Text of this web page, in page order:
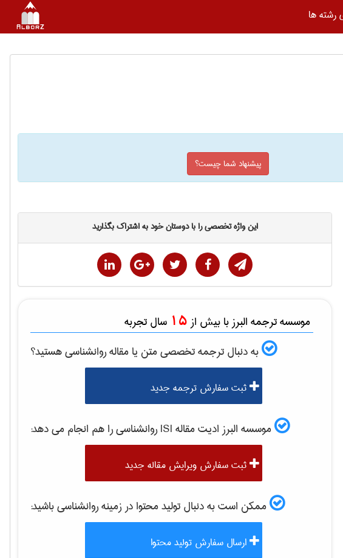
رشته ها
پیشنهاد شما چیست؟
این واژه تخصصی را با دوستان خود به اشتراک بگذارید
موسسه ترجمه البرز با بیش از 15 سال تجربه
به دنبال ترجمه تخصصی متن یا مقالهروانشناسیهستید؟
ثبت سفارش ترجمه جدید
موسسه البرز ادیت مقاله ISI روانشناسیرا هم انجام می دهد:
ثبت سفارش ویرایش مقاله جدید
ممکن است به دنبال تولید محتوا در زمینهروانشناسیباشید:
ارسال سفارش تولید محتوا